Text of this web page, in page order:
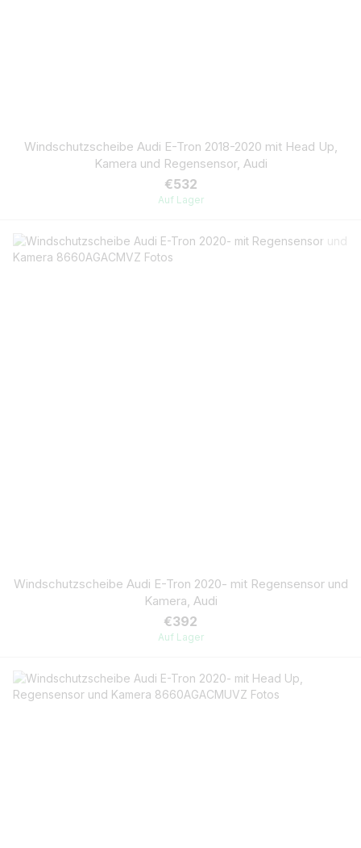
Windschutzscheibe Audi E-Tron 2018-2020 mit Head Up,
Kamera und Regensensor, Audi
€532
Auf Lager
Windschutzscheibe Audi E-Tron 2020- mit Regensensor und
Kamera, Audi
€392
Auf Lager